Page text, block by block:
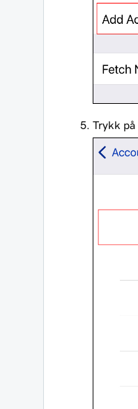
Trykk på